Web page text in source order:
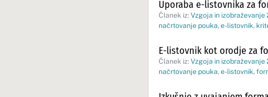
Uporaba e-listovnika za
Članek iz: Vzgoja in izobraževanje
načrtovanje pouka, e-listovnik,
E-listovnik kot orodje za
Članek iz: Vzgoja in izobraževanje
načrtovanje pouka, e-listovnik,